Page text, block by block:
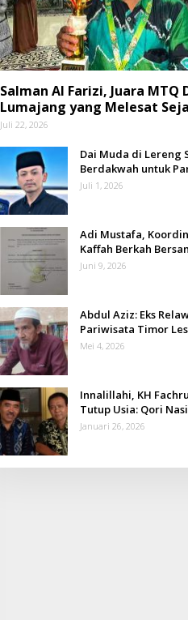
Salman Al Farizi, Juara MTQ
Lumajang yang Melesat
Juli 22, 2026
Dai Muda di Lereng
Berdakwah untuk
Juli 1, 2026
Adi Mustafa,
Kaffah Berkah
Juni 9, 2026
Abdul Aziz: Eks
Pariwisata Timor
Takmir Kalisat
Mei 4, 2026
Innalillahi, KH
Tutup Usia: Qori
Mantan Kadis
Januari 26, 2026